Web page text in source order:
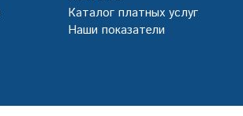
Каталог платных услуг
Наши показатели